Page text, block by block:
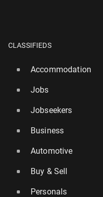
CLASSIFIEDS
Accommodation
Jobs
Jobseekers
Business
Automotive
Buy & Sell
Personals